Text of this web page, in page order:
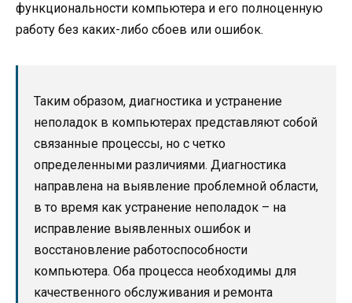
функциональности компьютера и его полноценную
работу без каких-либо сбоев или ошибок.
Таким образом, диагностика и устранение
неполадок в компьютерах представляют собой
связанные процессы, но с четко
определенными различиями. Диагностика
направлена на выявление проблемной области,
в то время как устранение неполадок – на
исправление выявленных ошибок и
восстановление работоспособности
компьютера. Оба процесса необходимы для
качественного обслуживания и ремонта